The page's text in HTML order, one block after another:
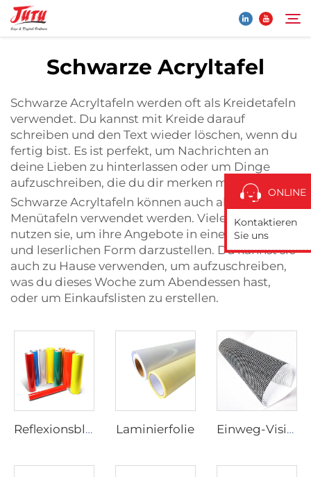
Produkte
Über Uns
Anwendung
Nachrichten
Kontaktieren Sie Uns
Suche
ONLINE
Kontaktieren
Sie uns
Schwarze Acryltafel
Schwarze Acryltafeln werden oft als Kreidetafeln
verwendet. Du kannst mit Kreide darauf
schreiben und den Text wieder löschen, wenn du
fertig bist. Es ist perfekt, um Nachrichten an
deine Lieben zu hinterlassen oder um Dinge
aufzuschreiben, die du dir merken musst.
Schwarze Acryltafeln können auch als
Menütafeln verwendet werden. Viele Restaurants
nutzen sie, um ihre Angebote in einer sauberen
und leserlichen Form darzustellen. Du kannst sie
auch zu Hause verwenden, um aufzuschreiben,
was du dieses Woche zum Abendessen hast,
oder um Einkaufslisten zu erstellen.
Reflexionsblatt Laminierfolie Einweg-Visionfilm